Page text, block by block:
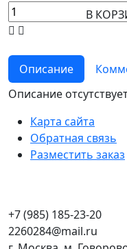
В
Описание
Описание
Карта сайта
Обратная связь
Разместить заказ
+7 (985) 185-23-20
2260284@mail.ru